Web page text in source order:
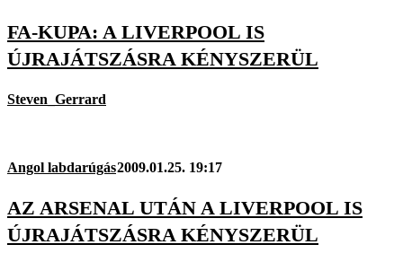
FA-KUPA: A LIVERPOOL IS
ÚJRAJÁTSZÁSRA KÉNYSZERÜL
Steven_Gerrard
Angol labdarúgás2009.01.25. 19:17
AZ ARSENAL UTÁN A LIVERPOOL IS
ÚJRAJÁTSZÁSRA KÉNYSZERÜL